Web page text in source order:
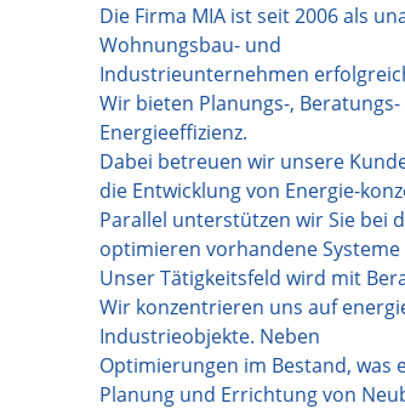
Die Firma MIA ist seit 2006 als
Wohnungsbau- und
Industrieunternehmen
Wir bieten Planungs-,
Energieeffizienz.
Dabei betreuen wir unsere
die Entwicklung von Energie-
Parallel unterstützen wir Sie bei
optimieren vorhandene
Unser Tätigkeitsfeld wird mit
Wir konzentrieren uns auf
Industrieobjekte. Neben
Optimierungen im Bestand, was
Planung und Errichtung von